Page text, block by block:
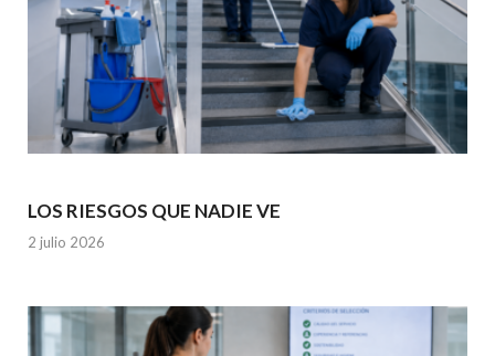
LOS RIESGOS QUE NADIE VE
2 julio 2026